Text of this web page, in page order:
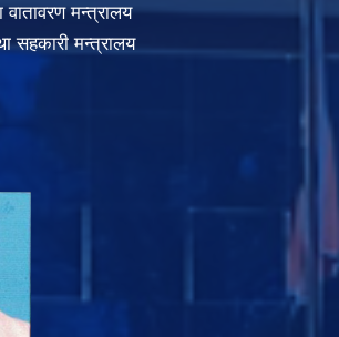
मन्त्रालय
सहकारी मन्त्रालय